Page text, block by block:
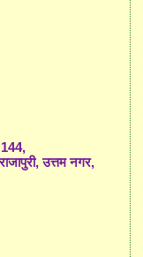
उत्तम नगर,